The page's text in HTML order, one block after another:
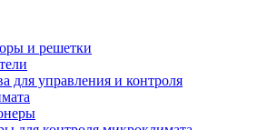
и решетки
для управления и контроля